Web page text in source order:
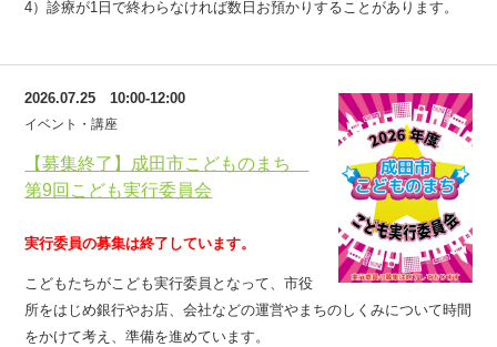
4）診療が1日で終わらなければ数日お預かりすることがあります。
【募集終了】成田市こどものまち
第9回こども実行委員会
2026.07.25 10:00-12:00
イベント・講座
実行委員の募集は終了しています。
こどもたちがこども実行委員となって、市役
所をはじめ銀行やお店、会社などの運営やまちのしくみについて時間
をかけて考え、準備を進めています。